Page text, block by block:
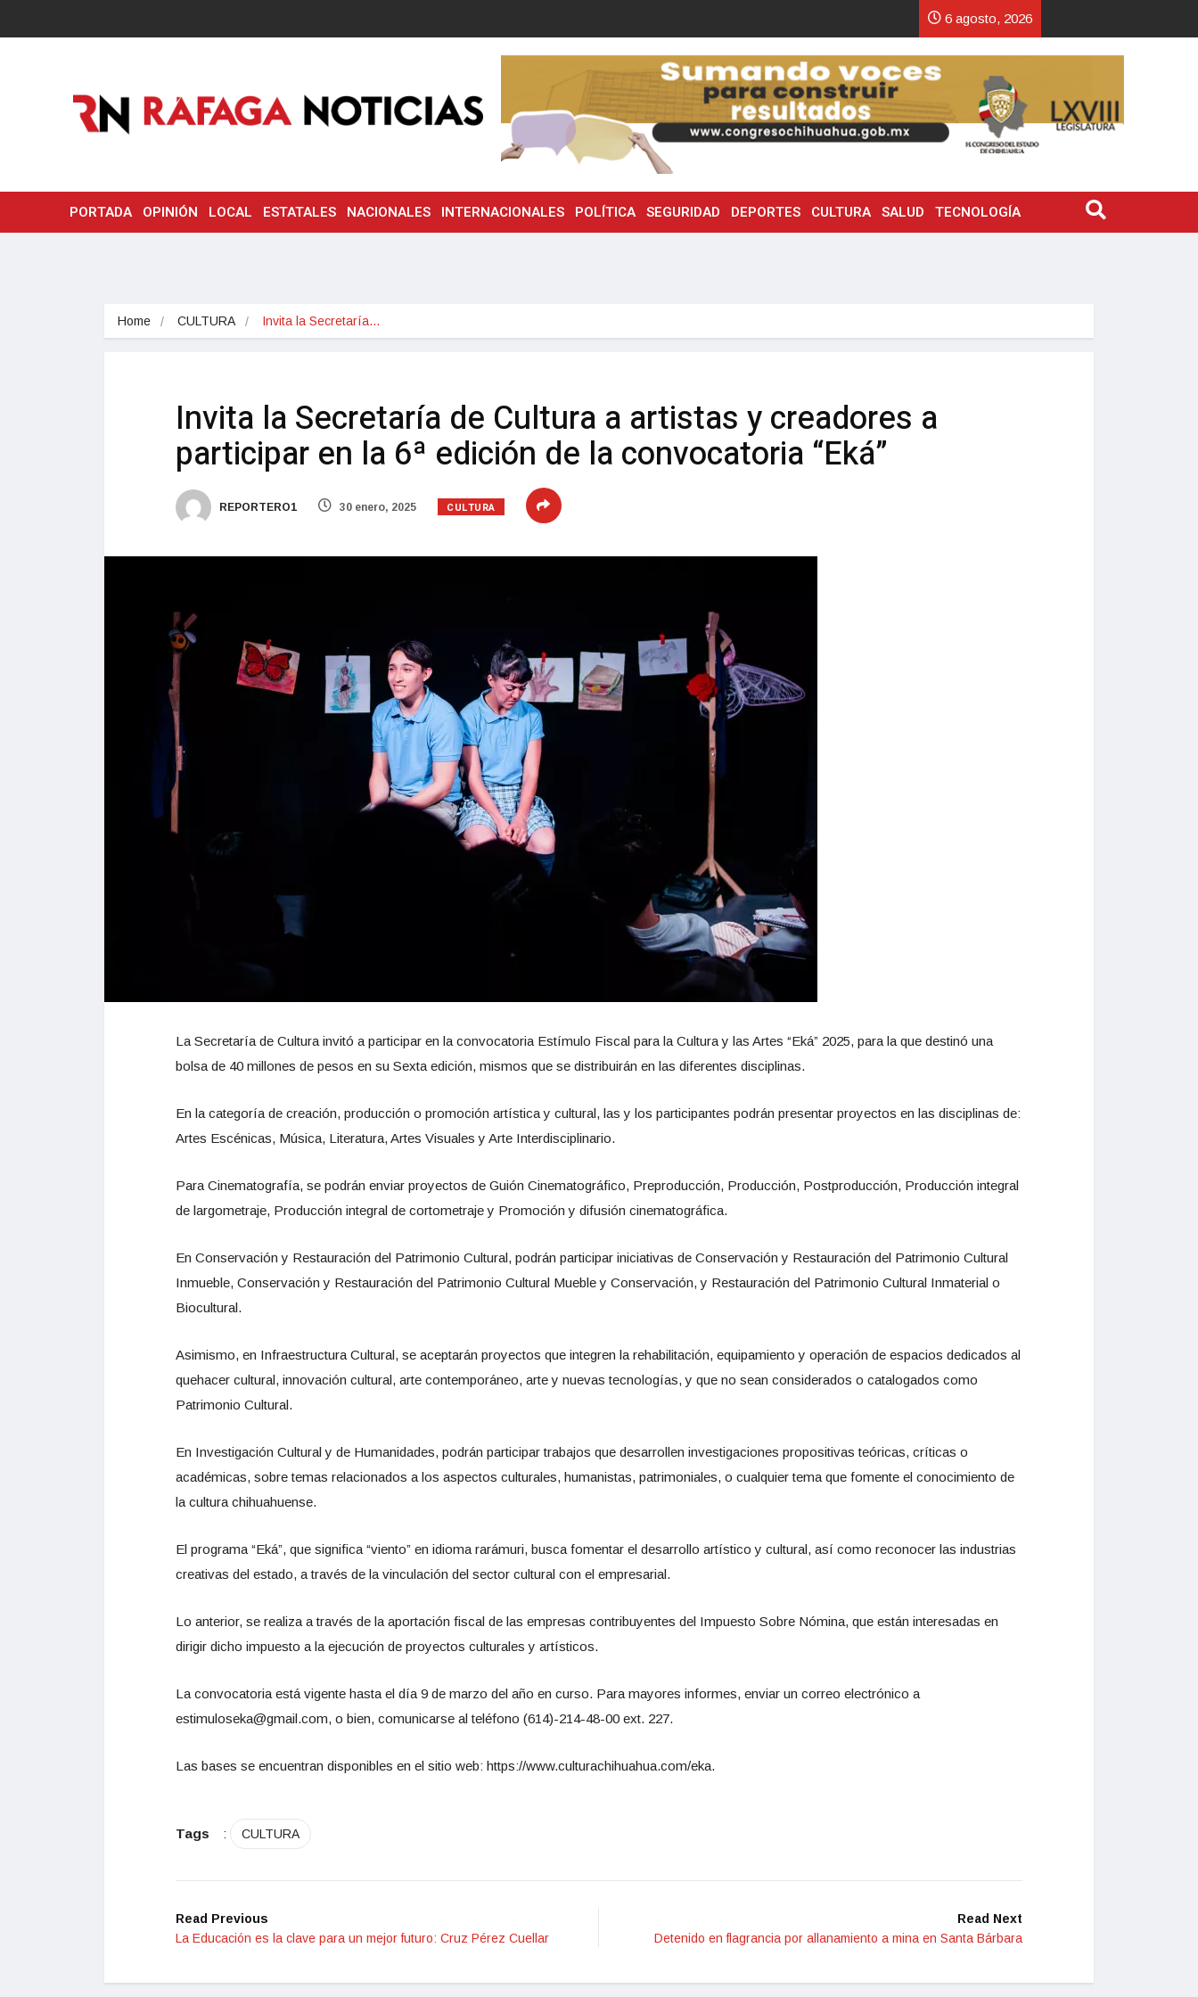
6 agosto, 2026
PORTADA OPINIÓN LOCAL ESTATALES NACIONALES INTERNACIONALES POLÍTICA SEGURIDAD DEPORTES CULTURA SALUD TECNOLOGÍA
Home CULTURA Invita la Secretaría…
Invita la Secretaría de Cultura a artistas y creadores a
participar en la 6ª edición de la convocatoria “Eká”
REPORTERO1 30 enero, 2025 CULTURA
La Secretaría de Cultura invitó a participar en la convocatoria Estímulo Fiscal para la Cultura y las Artes “Eká” 2025, para la que destinó una
bolsa de 40 millones de pesos en su Sexta edición, mismos que se distribuirán en las diferentes disciplinas.
En la categoría de creación, producción o promoción artística y cultural, las y los participantes podrán presentar proyectos en las disciplinas de:
Artes Escénicas, Música, Literatura, Artes Visuales y Arte Interdisciplinario.
Para Cinematografía, se podrán enviar proyectos de Guión Cinematográfico, Preproducción, Producción, Postproducción, Producción integral
de largometraje, Producción integral de cortometraje y Promoción y difusión cinematográfica.
En Conservación y Restauración del Patrimonio Cultural, podrán participar iniciativas de Conservación y Restauración del Patrimonio Cultural
Inmueble, Conservación y Restauración del Patrimonio Cultural Mueble y Conservación, y Restauración del Patrimonio Cultural Inmaterial o
Biocultural.
Asimismo, en Infraestructura Cultural, se aceptarán proyectos que integren la rehabilitación, equipamiento y operación de espacios dedicados al
quehacer cultural, innovación cultural, arte contemporáneo, arte y nuevas tecnologías, y que no sean considerados o catalogados como
Patrimonio Cultural.
En Investigación Cultural y de Humanidades, podrán participar trabajos que desarrollen investigaciones propositivas teóricas, críticas o
académicas, sobre temas relacionados a los aspectos culturales, humanistas, patrimoniales, o cualquier tema que fomente el conocimiento de
la cultura chihuahuense.
El programa “Eká”, que significa “viento” en idioma rarámuri, busca fomentar el desarrollo artístico y cultural, así como reconocer las industrias
creativas del estado, a través de la vinculación del sector cultural con el empresarial.
Lo anterior, se realiza a través de la aportación fiscal de las empresas contribuyentes del Impuesto Sobre Nómina, que están interesadas en
dirigir dicho impuesto a la ejecución de proyectos culturales y artísticos.
La convocatoria está vigente hasta el día 9 de marzo del año en curso. Para mayores informes, enviar un correo electrónico a
estimuloseka@gmail.com, o bien, comunicarse al teléfono (614)-214-48-00 ext. 227.
Las bases se encuentran disponibles en el sitio web: https://www.culturachihuahua.com/eka.
Tags : CULTURA
Read Previous
La Educación es la clave para un mejor futuro: Cruz Pérez Cuellar
Read Next
Detenido en flagrancia por allanamiento a mina en Santa Bárbara